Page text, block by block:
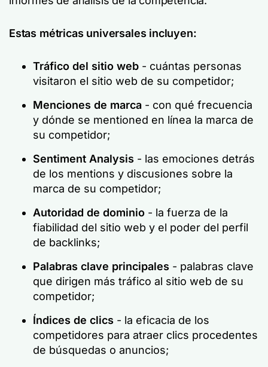
Estas métricas universales incluyen:
Tráfico del sitio web - cuántas personas
visitaron el sitio web de su competidor;
Menciones de marca - con qué frecuencia
y dónde se mentioned en línea la marca de
su competidor;
Sentiment Analysis - las emociones detrás
de los mentions y discusiones sobre la
marca de su competidor;
Autoridad de dominio - la fuerza de la
fiabilidad del sitio web y el poder del perfil
de backlinks;
Palabras clave principales - palabras clave
que dirigen más tráfico al sitio web de su
competidor;
Índices de clics - la eficacia de los
competidores para atraer clics procedentes
de búsquedas o anuncios;